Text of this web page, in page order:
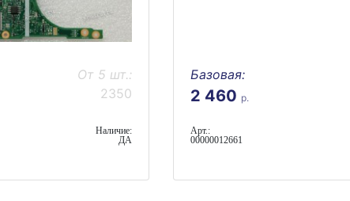
От 5 шт.:
2350
Наличие:
ДА
Базовая:
2 460 р.
Арт.:
00000012661